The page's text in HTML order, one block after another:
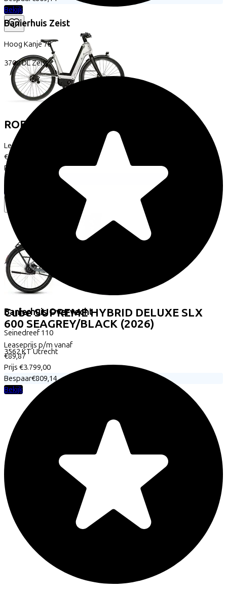
Banierhuis Zeist
Hoog Kanje78
3708 DLZeist
Banierhuis Overvecht
Seinedreef 110
3562 KT Utrecht
Bekijk
ROETZ
Leaseprijs p/m vanaf
€88,87
Prijs
Bespaar
CubeSUPREME HYBRID DELUXE SLX
600 SEAGREY/BLACK (2026)
Leaseprijs p/m vanaf
€89,87
Prijs €3.799,00
Bespaar€809,14
Bekijk